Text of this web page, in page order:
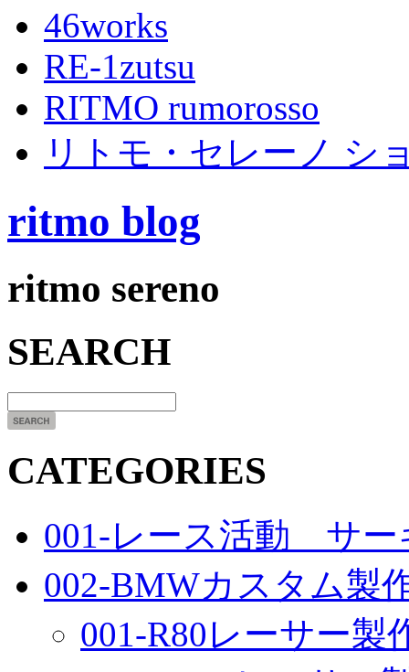
46works
RE-1zutsu
RITMO rumorosso
リトモ・セレーノ シ
ritmo blog
ritmo sereno
SEARCH
CATEGORIES
001-レース活動 サー
002-BMWカスタム製
001-R80レーサー製